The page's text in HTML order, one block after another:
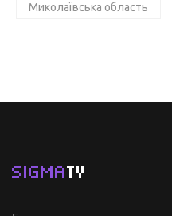
Миколаївська область
SIGMATV